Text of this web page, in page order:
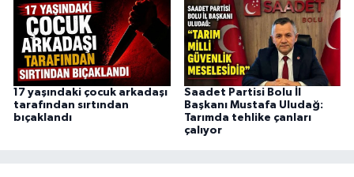
17 yaşındaki çocuk arkadaşı
tarafından sırtından
bıçaklandı
Saadet Partisi Bolu İl
Başkanı Mustafa Uludağ:
Tarımda tehlike çanları
çalıyor